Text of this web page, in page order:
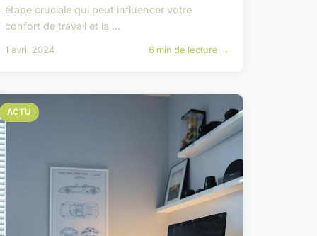
étape cruciale qui peut influencer votre
confort de travail et la ...
1 avril 2024 6 min de lecture →
ACTU